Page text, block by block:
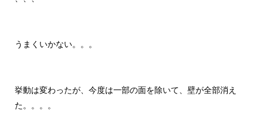
うまくいかない。。。
挙動は変わったが、今度は一部の面を除いて、壁が全部消え
た。。。。